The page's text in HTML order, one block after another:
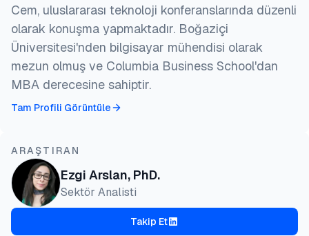
Cem, uluslararası teknoloji konferanslarında düzenli
olarak konuşma yapmaktadır. Boğaziçi
Üniversitesi'nden bilgisayar mühendisi olarak
mezun olmuş ve Columbia Business School'dan
MBA derecesine sahiptir.
Tam Profili Görüntüle
ARAŞTIRAN
Ezgi Arslan, PhD.
Sektör Analisti
Takip Et